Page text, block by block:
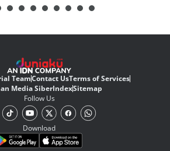
TeamContact UsTerms of Services
Media SiberIndexSitemap
Follow Us
Download